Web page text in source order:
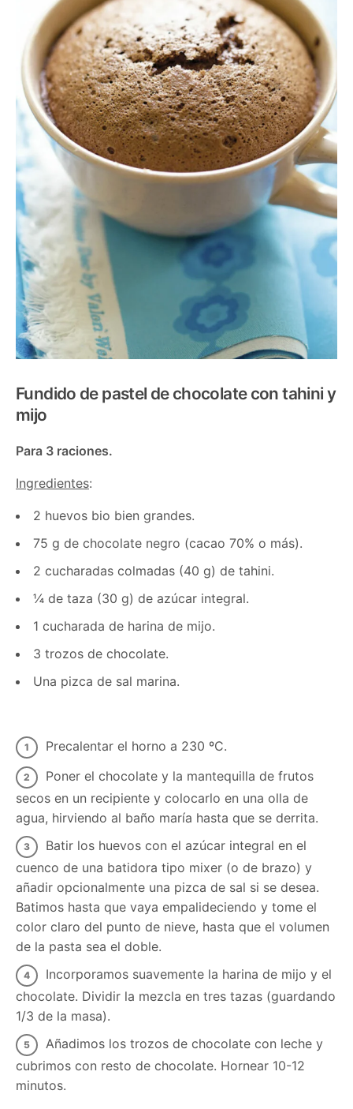
Fundido de pastel de chocolate con tahini y
mijo
Para 3 raciones.
Ingredientes:
2 huevos bio bien grandes.
75 g de chocolate negro (cacao 70% o más).
2 cucharadas colmadas (40 g) de tahini.
¼ de taza (30 g) de azúcar integral.
1 cucharada de harina de mijo.
3 trozos de chocolate.
Una pizca de sal marina.
Precalentar el horno a 230 ºC.
Poner el chocolate y la mantequilla de frutos
secos en un recipiente y colocarlo en una olla de
agua, hirviendo al baño maría hasta que se derrita.
Batir los huevos con el azúcar integral en el
cuenco de una batidora tipo mixer (o de brazo) y
añadir opcionalmente una pizca de sal si se desea.
Batimos hasta que vaya empalideciendo y tome el
color claro del punto de nieve, hasta que el volumen
de la pasta sea el doble.
Incorporamos suavemente la harina de mijo y el
chocolate. Dividir la mezcla en tres tazas (guardando
1/3 de la masa).
Añadimos los trozos de chocolate con leche y
cubrimos con resto de chocolate. Hornear 10-12
minutos.